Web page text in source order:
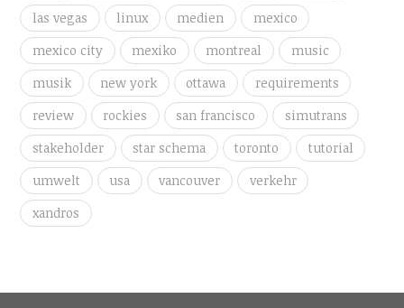
las vegas
linux medien
mexico
mexico city
mexiko montreal
music
musik
new york ottawa
requirements
review
rockies san francisco
simutrans
stakeholder
star schema toronto
tutorial
umwelt
usa vancouver
verkehr
xandros